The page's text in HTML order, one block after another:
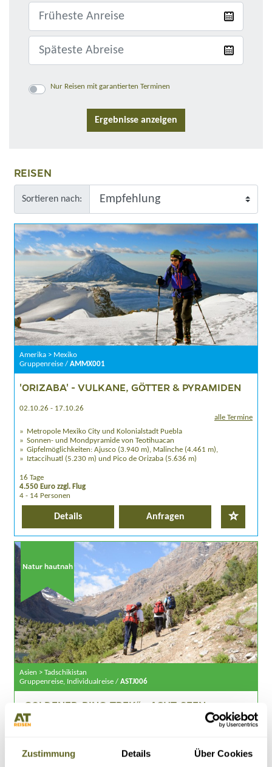
Zustimmung Details Über Cookies
Nur Reisen mit garantierten Terminen
REISEN
Sortieren nach:
Amerika > Mexiko
Gruppenreise / AMMX001
'ORIZABA' - VULKANE, GÖTTER & PYRAMIDEN
02.10.26 - 17.10.26
alle Termine
Metropole Mexiko City und Kolonialstadt Puebla
Sonnen- und Mondpyramide von Teotihuacan
Gipfelmöglichkeiten: Ajusco (3.940 m), Malinche (4.461 m),
Iztaccihuatl (5.230 m) und Pico de Orizaba (5.636 m)
16 Tage
4.550 Euro zzgl. Flug
4 - 14 Personen
Details Anfragen
Natur hautnah
Asien > Tadschikistan
Gruppenreise, Individualreise / ASTJ006
„GOLDENER-RING-TREK“ - ACHT-SEEN-
ZELTTREKKING
alle Termine